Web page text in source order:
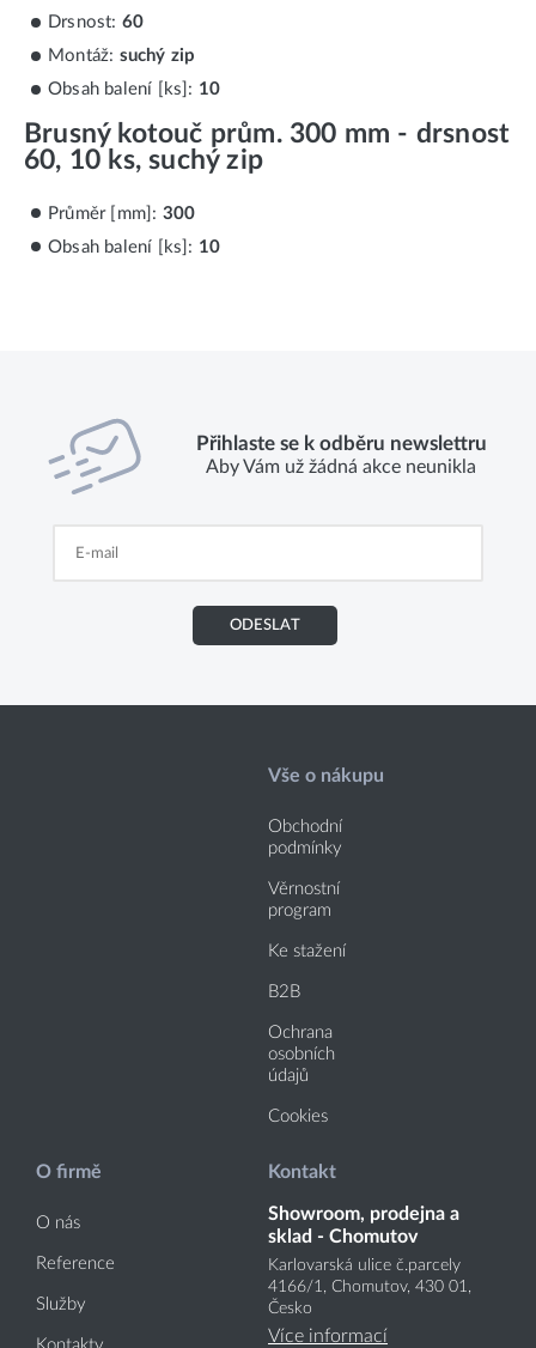
Drsnost: 60
Montáž: suchý zip
Obsah balení [ks]: 10
Brusný kotouč prům. 300 mm - drsnost
60, 10 ks, suchý zip
Průměr [mm]: 300
Obsah balení [ks]: 10
Přihlaste se k odběru newslettru
Aby Vám už žádná akce neunikla
ODESLAT
Vše o nákupu
Obchodní
podmínky
Věrnostní
program
Ke stažení
B2B
Ochrana
osobních
údajů
Cookies
O firmě
O nás
Reference
Služby
Kontakt
Showroom, prodejna a
sklad - Chomutov
Karlovarská ulice č.parcely
4166/1, Chomutov, 430 01,
Česko
Více informací